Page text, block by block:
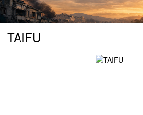
TAIFU